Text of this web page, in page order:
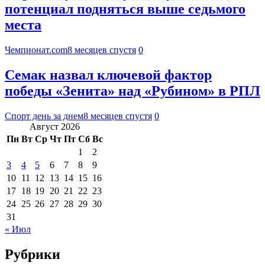
потенциал подняться выше седьмого
места
Чемпионат.com8 месяцев спустя 0
Семак назвал ключевой фактор
победы «Зенита» над «Рубином» в РПЛ
Спорт день за днем8 месяцев спустя 0
Август 2026
Пн Вт Ср Чт Пт Сб Вс
1
2
3
4 5 6 7 8
9
10 11 12 13 14 15 16
17 18 19 20 21 22 23
24 25 26 27 28 29 30
31
« Июл
Рубрики